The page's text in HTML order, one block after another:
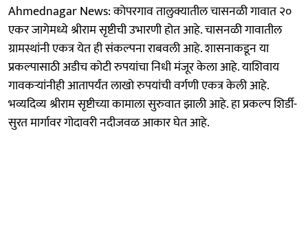
Ahmednagar News: कोपरगाव तालुक्यातील चासनळी गावात २०
एकर जागेमध्ये श्रीराम सृष्टीची उभारणी होत आहे. चासनळी गावातील
ग्रामस्थांनी एकत्र येत ही संकल्पना राबवली आहे. शासनाकडून या
प्रकल्पासाठी अडीच कोटी रुपयांचा निधी मंजूर केला आहे. याशिवाय
गावकऱ्यांनीही आतापर्यंत लाखो रुपयांची वर्गणी एकत्र केली आहे.
भव्यदिव्य श्रीराम सृष्टीच्या कामाला सुरुवात झाली आहे. हा प्रकल्प शिर्डी-
सुरत मार्गावर गोदावरी नदीजवळ आकार घेत आहे.